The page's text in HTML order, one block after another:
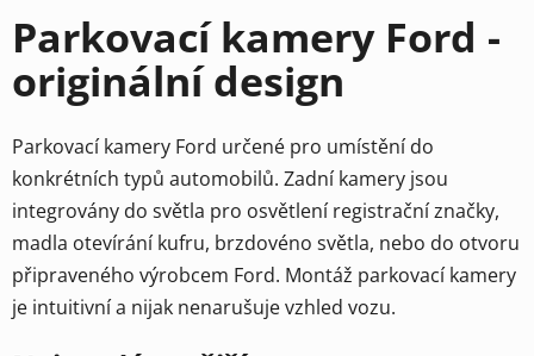
Parkovací kamery Ford -
originální design
Parkovací kamery Ford určené pro umístění do
konkrétních typů automobilů. Zadní kamery jsou
integrovány do světla pro osvětlení registrační značky,
madla otevírání kufru, brzdovéno světla, nebo do otvoru
připraveného výrobcem Ford. Montáž parkovací kamery
je intuitivní a nijak nenarušuje vzhled vozu.